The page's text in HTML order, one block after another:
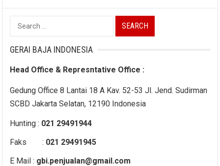
Search
for:
GERAI BAJA INDONESIA
Head Office & Represntative Office :
Gedung Office 8 Lantai 18 A Kav. 52-53 Jl. Jend. Sudirman
SCBD Jakarta Selatan, 12190 Indonesia
Hunting : 021 29491944
Faks : 021 29491945
E Mail : gbi.penjualan@gmail.com